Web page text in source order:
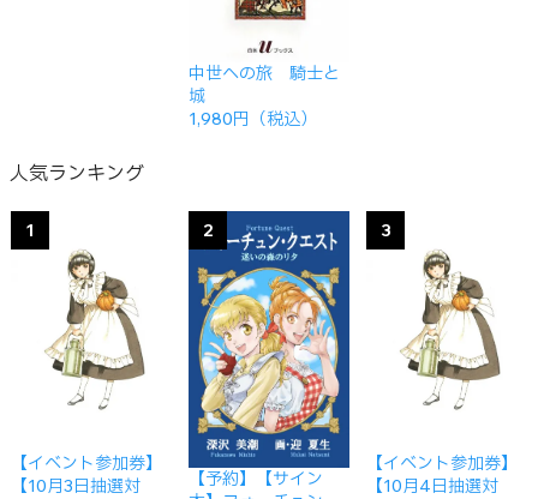
中世への旅 騎士と
城
1,980円（税込）
人気ランキング
1
【イベント参加券】
【10月3日抽選対
2
【予約】【サイン
3
【イベント参加券】
【10月4日抽選対